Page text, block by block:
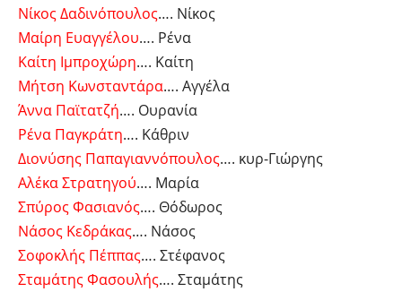
Νίκος Δαδινόπουλος…. Νίκος
Μαίρη Ευαγγέλου…. Ρένα
Καίτη Ιμπροχώρη…. Καίτη
Μήτση Κωνσταντάρα…. Αγγέλα
Άννα Παϊτατζή…. Ουρανία
Ρένα Παγκράτη…. Κάθριν
Διονύσης Παπαγιαννόπουλος…. κυρ-Γιώργης
Αλέκα Στρατηγού…. Μαρία
Σπύρος Φασιανός…. Θόδωρος
Νάσος Κεδράκας…. Νάσος
Σοφοκλής Πέππας…. Στέφανος
Σταμάτης Φασουλής…. Σταμάτης